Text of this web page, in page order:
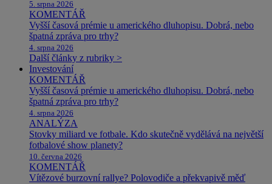
5. srpna 2026
KOMENTÁŘ
Vyšší časová prémie u amerického dluhopisu. Dobrá, nebo
špatná zpráva pro trhy?
4. srpna 2026
Další články z rubriky >
Investování
KOMENTÁŘ
Vyšší časová prémie u amerického dluhopisu. Dobrá, nebo
špatná zpráva pro trhy?
4. srpna 2026
ANALÝZA
Stovky miliard ve fotbale. Kdo skutečně vydělává na největší
fotbalové show planety?
10. června 2026
KOMENTÁŘ
Vítězové burzovní rallye? Polovodiče a překvapivě měď